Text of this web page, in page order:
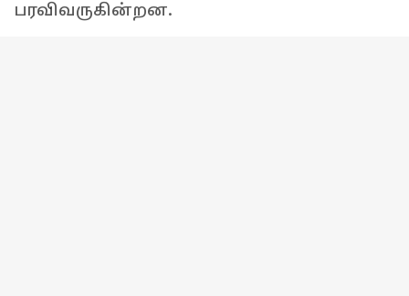
பரவிவருகின்றன.